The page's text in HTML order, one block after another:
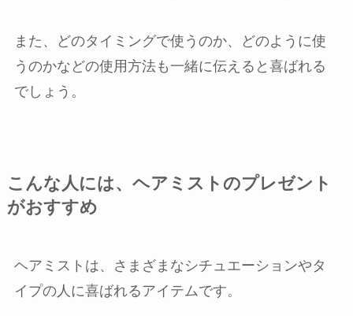
また、どのタイミングで使うのか、どのように使
うのかなどの使用方法も一緒に伝えると喜ばれる
でしょう。
こんな人には、ヘアミストのプレゼント
がおすすめ
ヘアミストは、さまざまなシチュエーションやタ
イプの人に喜ばれるアイテムです。